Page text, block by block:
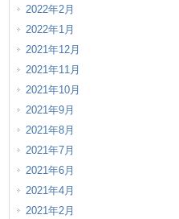
2022年2月
2022年1月
2021年12月
2021年11月
2021年10月
2021年9月
2021年8月
2021年7月
2021年6月
2021年4月
2021年2月